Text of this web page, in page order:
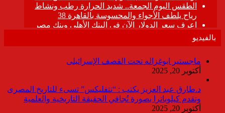
بالفيديو
ماجستير ابوغزاله تحت القصف الإسرائيلى
أكتوبر 20, 2025
د.طارق عبد العزيز يكتب : “نتفليكس” تسىء للتاريخ المصرى
وتقدم كيلوباترا بصورة تُجافي الحقيقة التاريخية والعلمية
أكتوبر 20, 2025